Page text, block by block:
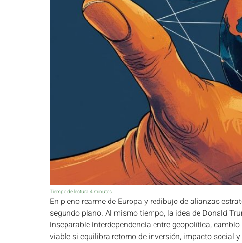
Tiempo de lectura:4 minutos
En pleno rearme de Europa y redibujo de alianzas
segundo plano. Al mismo tiempo, la idea de Donald
inseparable interdependencia entre geopolítica,
viable si equilibra retorno de inversión, impacto social